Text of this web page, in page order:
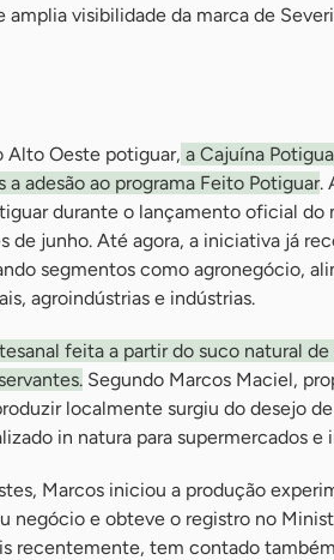
visibilidade da marca de
Alto Oeste potiguar, a Cajuína
adesão ao programa Feito Potiguar.
durante o lançamento oficial do
de junho. Até agora, a iniciativa já
segmentos como agronegócio,
agroindústrias e indústrias.
feita a partir do suco natural
Segundo Marcos Maciel,
localmente surgiu do desejo de
in natura para supermercados e
Marcos iniciou a produção
negócio e obteve o registro no
recentemente, tem contado